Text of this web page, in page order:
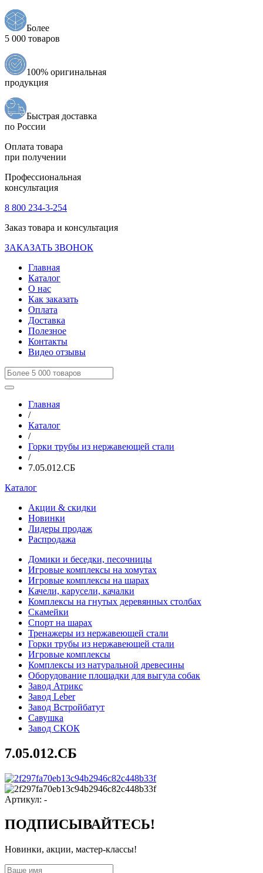
Более
5 000 товаров
100% оригинальная
продукция
Быстрая доставка
по России
Оплата товара
при получении
Профессиональная
консультация
8 800 234-3-254
Заказ товара и консультация
ЗАКАЗАТЬ ЗВОНОК
Главная
Каталог
О нас
Как заказать
Оплата
Доставка
Полезное
Контакты
Видео отзывы
Главная
/
Каталог
/
Горки трубы из нержавеющей стали
/
7.05.012.СБ
Каталог
Акции & скидки
Новинки
Лидеры продаж
Распродажа
Домики и беседки, песочницы
Игровые комплексы на хомутах
Игровые комплексы на шарах
Качели, карусели, качалки
Комплексы на гнутых деревянных столбах
Скамейки
Спорт на шарах
Тренажеры из нержавеющей стали
Горки трубы из нержавеющей стали
Игровые комплексы
Комплексы из натуральной древесины
Оборудование площадки для выгула собак
Завод Атрикс
Завод Leber
Завод Встройбатут
Савушка
Завод СКОК
7.05.012.СБ
Артикул: -
ПОДПИСЫВАЙТЕСЬ!
Новинки, акции, мастер-классы!